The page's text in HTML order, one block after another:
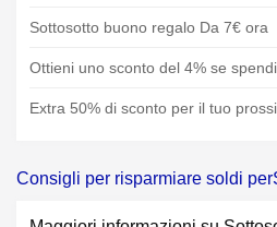
Sottosotto buono regalo Da 7€ ora
Ottieni uno sconto del 4% se
Extra 50% di sconto per il tuo
Consigli per risparmiare soldi